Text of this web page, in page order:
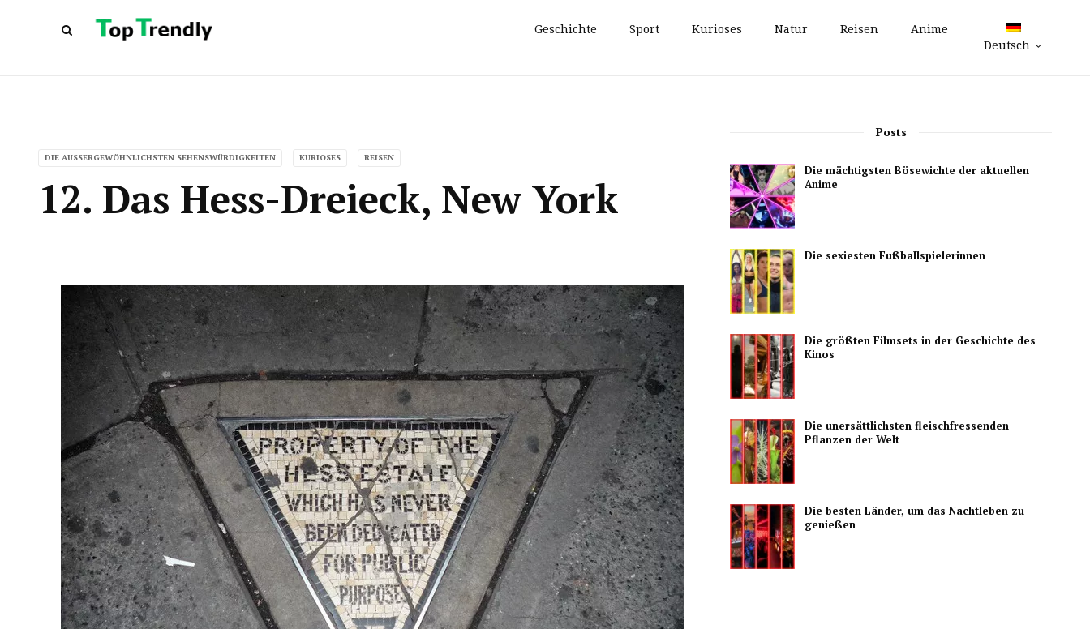
Geschichte Sport Kurioses Natur Reisen
Anime
Deutsch
DIE AUSSERGEWÖHNLICHSTEN SEHENSWÜRDIGKEITEN KURIOSES REISEN
12. Das Hess-Dreieck, New York
Posts
Die mächtigsten Bösewichte der aktuellen
Anime
Die sexiesten Fußballspielerinnen
Die größten Filmsets in der Geschichte des
Kinos
Die unersättlichsten fleischfressenden
Pflanzen der Welt
Die besten Länder, um das Nachtleben zu
genießen